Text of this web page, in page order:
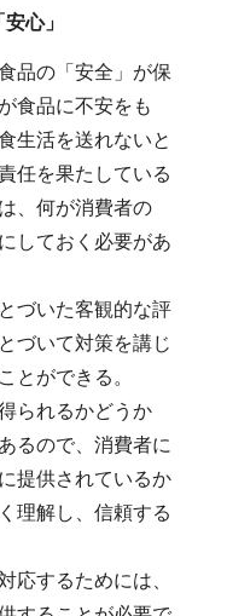
心」
品の「安全」が保
食品に不安をも
生活を送れないと
任を果たしている
、何が消費者の
しておく必要があ
づいた客観的な評
づいて対策を講じ
とができる。
られるかどうか
るので、消費者に
提供されているか
理解し、信頼する
するためには、